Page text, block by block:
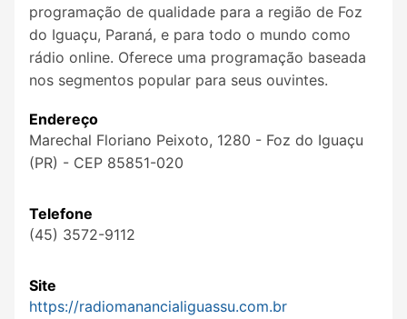
programação de qualidade para a região de Foz
do Iguaçu, Paraná, e para todo o mundo como
rádio online. Oferece uma programação baseada
nos segmentos popular para seus ouvintes.
Endereço
Marechal Floriano Peixoto, 1280 - Foz do Iguaçu
(PR) - CEP 85851-020
Telefone
(45) 3572-9112
Site
https://radiomanancialiguassu.com.br